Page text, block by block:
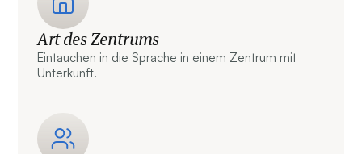
Art des Zentrums
Eintauchen in die Sprache in einem Zentrum mit
Unterkunft.